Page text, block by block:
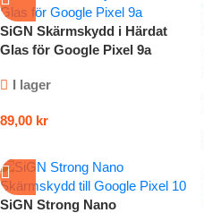
SiGN Skärmskydd i Härdat
Glas för Google Pixel 9a
I lager
89,00 kr
SiGN Strong Nano